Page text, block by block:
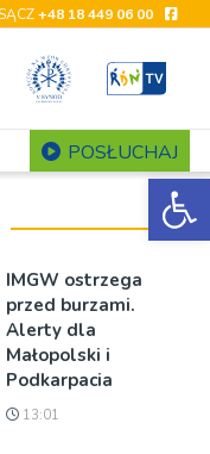
+48 18 449 06 00
POSŁUCHAJ
IMGW ostrzega
przed burzami.
Alerty dla
Małopolski i
Podkarpacia
13:01